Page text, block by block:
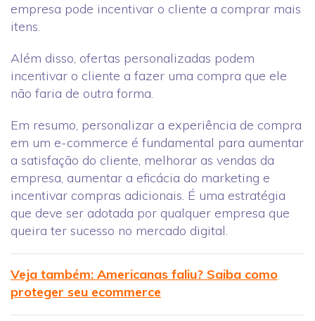
empresa pode incentivar o cliente a comprar mais
itens.
Além disso, ofertas personalizadas podem
incentivar o cliente a fazer uma compra que ele
não faria de outra forma.
Em resumo, personalizar a experiência de compra
em um e-commerce é fundamental para aumentar
a satisfação do cliente, melhorar as vendas da
empresa, aumentar a eficácia do marketing e
incentivar compras adicionais. É uma estratégia
que deve ser adotada por qualquer empresa que
queira ter sucesso no mercado digital.
Veja também: Americanas faliu? Saiba como
proteger seu ecommerce